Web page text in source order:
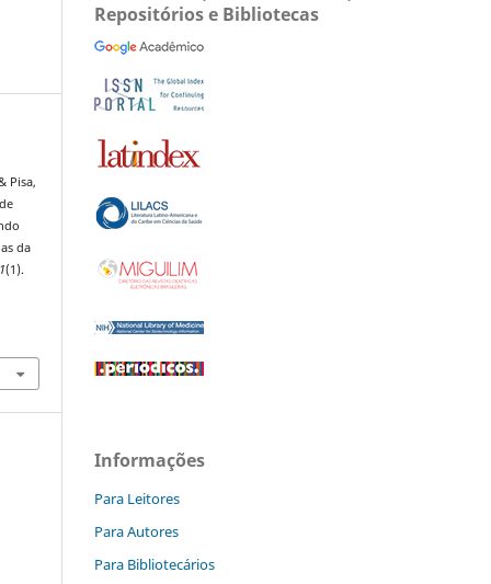
Pisa,
da
1(1).
Repositórios e Bibliotecas
Informações
Para Leitores
Para Autores
Para Bibliotecários